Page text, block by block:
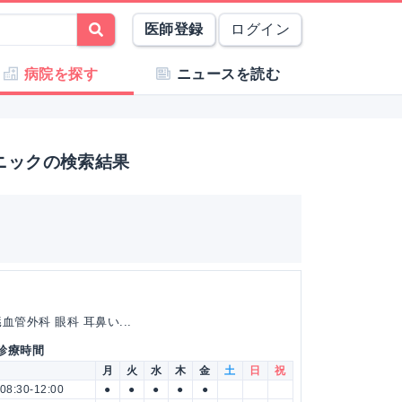
医師登録 ログイン
病院を探す ニュースを読む
ックの検索結果
管外科 眼科 耳鼻い...
療時間
月 火 水 木 金 土 日
祝
08:30-12:00
● ● ● ●
●